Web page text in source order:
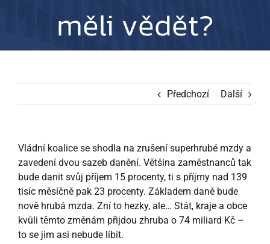
měli vědět?
Předchozí Další
Vládní koalice se shodla na zrušení superhrubé mzdy a
zavedení dvou sazeb danění. Většina zaměstnanců tak
bude danit svůj příjem 15 procenty, ti s příjmy nad 139
tisíc měsíčně pak 23 procenty. Základem daně bude
nově hrubá mzda. Zní to hezky, ale… Stát, kraje a obce
kvůli těmto změnám přijdou zhruba o 74 miliard Kč –
to se jim asi nebude líbit.